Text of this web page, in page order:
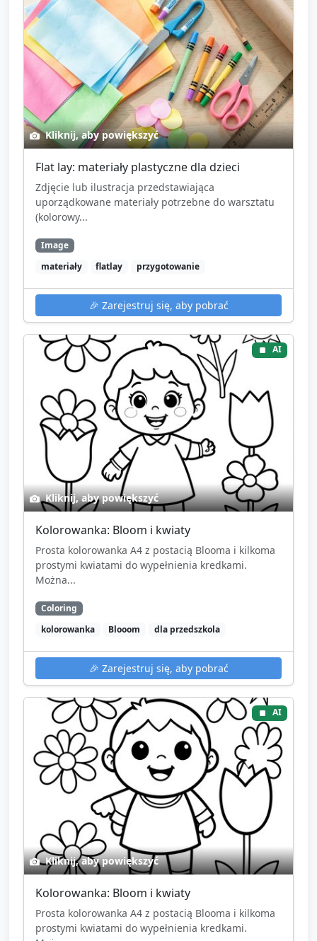
Kliknij, aby powiększyć
Flat lay: materiały plastyczne dla dzieci
Zdjęcie lub ilustracja przedstawiająca
uporządkowane materiały potrzebne do warsztatu
(kolorowy...
Image
materiały
flatlay przygotowanie
🎉 Zarejestruj się, aby pobrać
AI
Kliknij, aby powiększyć
Kolorowanka: Bloom i kwiaty
Prosta kolorowanka A4 z postacią Blooma i kilkoma
prostymi kwiatami do wypełnienia kredkami.
Można...
Coloring
kolorowanka
Blooom dla przedszkola
🎉 Zarejestruj się, aby pobrać
AI
Kliknij, aby powiększyć
Kolorowanka: Bloom i kwiaty
Prosta kolorowanka A4 z postacią Blooma i kilkoma
prostymi kwiatami do wypełnienia kredkami.